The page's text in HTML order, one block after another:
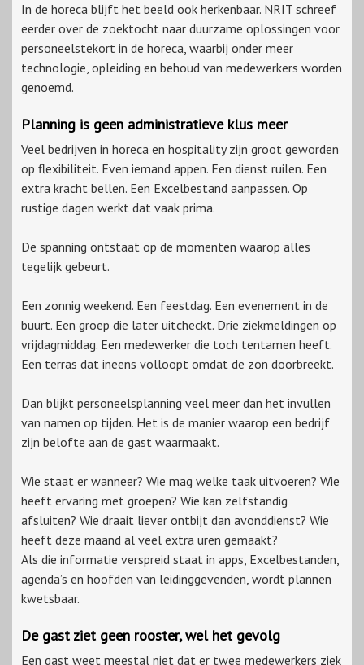
In de horeca blijft het beeld ook herkenbaar. NRIT schreef
eerder over de zoektocht naar duurzame oplossingen voor
personeelstekort in de horeca, waarbij onder meer
technologie, opleiding en behoud van medewerkers worden
genoemd.
Planning is geen administratieve klus meer
Veel bedrijven in horeca en hospitality zijn groot geworden
op flexibiliteit. Even iemand appen. Een dienst ruilen. Een
extra kracht bellen. Een Excelbestand aanpassen. Op
rustige dagen werkt dat vaak prima.
De spanning ontstaat op de momenten waarop alles
tegelijk gebeurt.
Een zonnig weekend. Een feestdag. Een evenement in de
buurt. Een groep die later uitcheckt. Drie ziekmeldingen op
vrijdagmiddag. Een medewerker die toch tentamen heeft.
Een terras dat ineens volloopt omdat de zon doorbreekt.
Dan blijkt personeelsplanning veel meer dan het invullen
van namen op tijden. Het is de manier waarop een bedrijf
zijn belofte aan de gast waarmaakt.
Wie staat er wanneer? Wie mag welke taak uitvoeren? Wie
heeft ervaring met groepen? Wie kan zelfstandig
afsluiten? Wie draait liever ontbijt dan avonddienst? Wie
heeft deze maand al veel extra uren gemaakt?
Als die informatie verspreid staat in apps, Excelbestanden,
agenda’s en hoofden van leidinggevenden, wordt plannen
kwetsbaar.
De gast ziet geen rooster, wel het gevolg
Een gast weet meestal niet dat er twee medewerkers ziek